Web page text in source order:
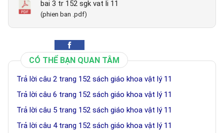
bai 3 tr 152 sgk vat li 11
(phien ban .pdf)
CÓ THỂ BẠN QUAN TÂM
Trả lời câu 2 trang 152 sách giáo khoa vật lý 11
Trả lời câu 6 trang 152 sách giáo khoa vật lý 11
Trả lời câu 5 trang 152 sách giáo khoa vật lý 11
Trả lời câu 4 trang 152 sách giáo khoa vật lý 11